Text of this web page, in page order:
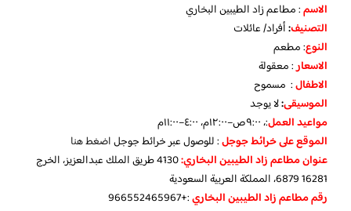
الاسم: مطاعم زاد الطيبين البخاري
التصنيف:أفراد/ عائلات
النوع: مطعم
الاسعار: معقولة
الاطفال: مسموح
الموسيقى:لا يوجد
مواعيد العمل:، ٩:٠٠ص–١٢:٠٠م، ٤:٠٠–١١:٠٠م
الموقع على خرائط جوجل: للوصول عبر خرائط جوجلاضغط هنا
عنوان مطاعم زاد الطيبين البخاري:
4130 طريق الملك عبدالعزيز، الخرج
16281 6879، المملكة العربية السعودية
رقم مطاعم زاد الطيبين البخاري:+966552465967